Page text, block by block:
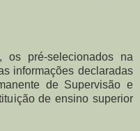
pré-selecionados na
informações declaradas
de Supervisão e
de ensino superior